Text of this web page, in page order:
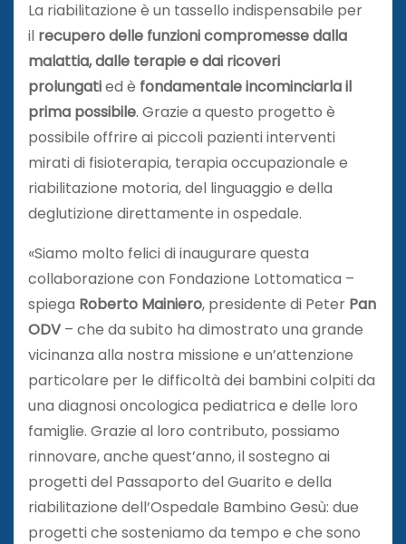
La riabilitazione è un tassello indispensabile per
il recupero delle funzioni compromesse dalla
malattia, dalle terapie e dai ricoveri
prolungatied è fondamentale incominciarla il
prima possibile. Grazie a questo progetto è
possibile offrire ai piccoli pazienti interventi
mirati di fisioterapia, terapia occupazionale e
riabilitazione motoria, del linguaggio e della
deglutizione direttamente in ospedale.
«Siamo molto felici di inaugurare questa
collaborazione con Fondazione Lottomatica –
spiega Roberto Mainiero, presidente di Peter Pan
ODV – che da subito ha dimostrato una grande
vicinanza alla nostra missione e un’attenzione
particolare per le difficoltà dei bambini colpiti da
una diagnosi oncologica pediatrica e delle loro
famiglie. Grazie al loro contributo, possiamo
rinnovare, anche quest’anno, il sostegno ai
progetti del Passaporto del Guarito e della
riabilitazione dell’Ospedale Bambino Gesù: due
progetti che sosteniamo da tempo e che sono